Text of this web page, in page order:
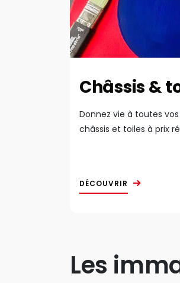
Châssis &
Donnez vie à toutes
châssis et toiles à prix
DÉCOUVRIR
Les